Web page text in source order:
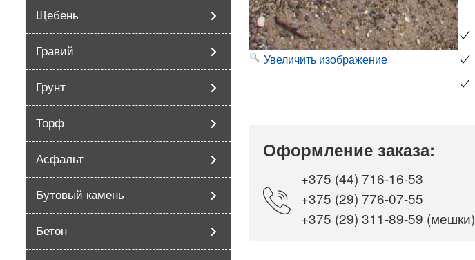
Щебень
Гравий
Грунт
Торф
Асфальт
Бутовый камень
Бетон
Увеличить изображение
Оформление заказа:
+375 (44) 716-16-53
+375 (29) 776-07-55
+375 (29) 311-89-59 (мешки)